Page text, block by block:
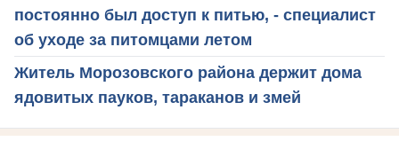
постоянно был доступ к питью, - специалист
об уходе за питомцами летом
Житель Морозовского района держит дома
ядовитых пауков, тараканов и змей